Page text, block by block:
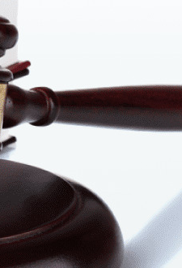
вашей деятельности.
случае необходимости –
вопросам. И поверьте, Ваши